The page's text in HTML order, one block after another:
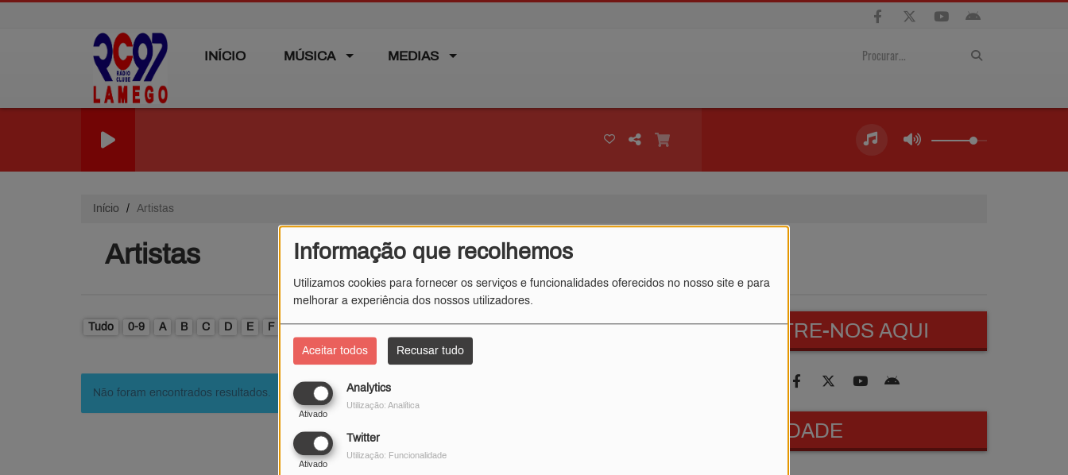
Informação que recolhemos
Utilizamos cookies para fornecer os serviços e funcionalidades oferecidos no nosso site e para
melhorar a experiência dos nossos utilizadores.
Aceitar todos Recusar tudo
Analytics
Ativado
Utilização: Analítica
Twitter
Ativado
Utilização: Funcionalidade
INÍCIO MÚSICA MEDIAS
Início Artistas
Artistas
Tudo 0-9 A B C D E F G H I J K L M N O P Q R S T U V W
X
Y
Não foram encontrados resultados.
ENCONTRE-NOS AQUI
PUBLICIDADE